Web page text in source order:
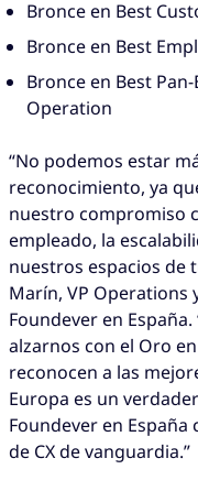
Bronce en Best
Bronce en Best
Bronce en Best
Operation
“No podemos estar
reconocimiento, ya
nuestro compromiso
empleado, la
nuestros espacios de
Marín, VP Operations
Foundever en
alzarnos con el Oro
reconocen a las
Europa es un
Foundever en
de CX de vanguardia.”